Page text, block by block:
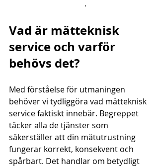
.
Vad är mätteknisk
service och varför
behövs det?
Med förståelse för utmaningen
behöver vi tydliggöra vad mätteknisk
service faktiskt innebär. Begreppet
täcker alla de tjänster som
säkerställer att din mätutrustning
fungerar korrekt, konsekvent och
spårbart. Det handlar om betydligt